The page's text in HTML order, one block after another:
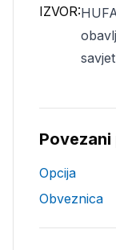
IZVOR:
Opcija
Obveznica